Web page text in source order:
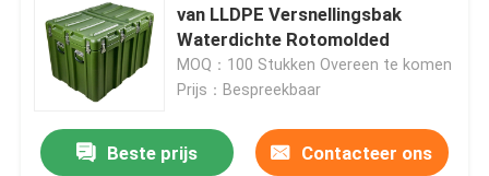
Militaire Tactische Overhemden
Militaire de Winterlaag
van LLDPE Versnellingsbak
Waterdichte Rotomolded
MOQ：100 Stukken Overeen te komen
Prijs：Bespreekbaar
Beste prijs Contacteer ons